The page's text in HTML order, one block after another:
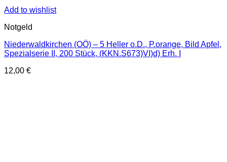
Add to wishlist
Notgeld
Niederwaldkirchen (OÖ) – 5 Heller o.D., P.orange, Bild Apfel,
Spezialserie II, 200 Stück, (KKN.S673)VI)d) Erh. I
12,00 €